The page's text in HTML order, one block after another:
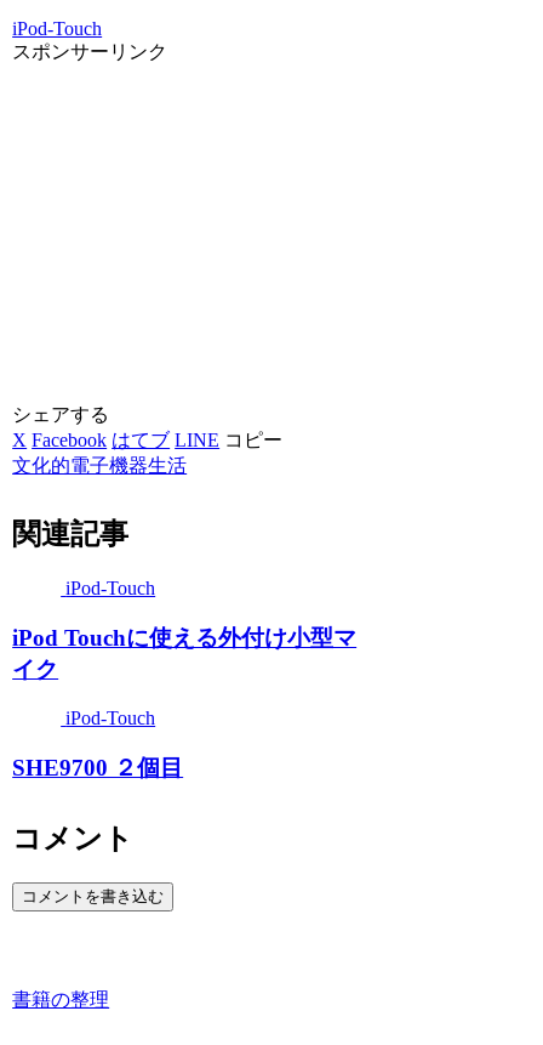
iPod-Touch
スポンサーリンク
シェアする
X Facebook はてブ LINE コピー
文化的電子機器生活
関連記事
iPod-Touch
iPod Touchに使える外付け小型マ
イク
iPod-Touch
SHE9700 ２個目
コメント
コメントを書き込む
書籍の整理